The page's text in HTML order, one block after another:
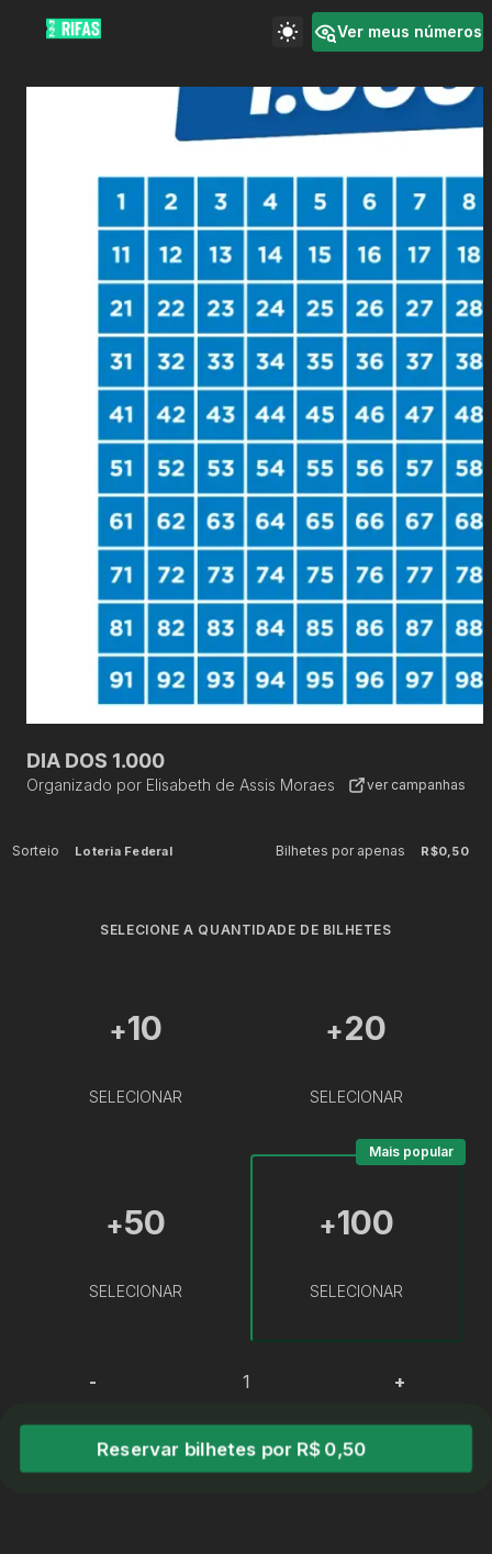
Ver meus números
DIA DOS 1.000
Organizado por Elisabeth de Assis Moraes ver campanhas
Sorteio Loteria Federal Bilhetes por apenas R$0,50
SELECIONE A QUANTIDADE DE BILHETES
+10
SELECIONAR
+20
SELECIONAR
+50
SELECIONAR
+100
SELECIONAR
Mais popular
- +
Reservar bilhetes por R$ 0,50